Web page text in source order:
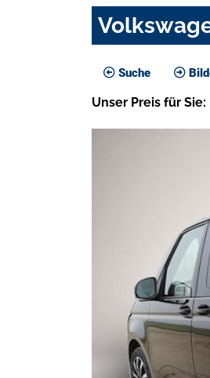
Suche
Unser Preis für Sie: